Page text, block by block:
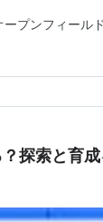
の自由度 広い
向か…
ープンフィールド
探索と育